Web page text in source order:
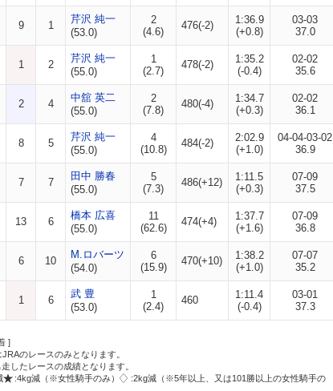
9 1
芹沢 純一
(53.0)
2
(4.6)
476(-2)
1:36.9
(+0.8)
03-03
37.0
1 2
芹沢 純一
(55.0)
1
(2.7)
478(-2)
1:35.2
(-0.4)
02-02
35.6
2 4
中舘 英二
(55.0)
2
(7.8)
480(-4)
1:34.7
(+0.3)
02-02
36.1
8 5
芹沢 純一
(55.0)
4
(10.8)
484(-2)
2:02.9
(+1.0)
04-04-03-02
36.9
7 7
田中 勝春
(55.0)
5
(7.3)
486(+12)
1:11.5
(+0.3)
07-09
37.5
13 6
橋本 広喜
(55.0)
11
(62.6)
474(+4)
1:37.7
(+1.6)
07-09
36.8
6 10
M.ロバーツ
(54.0)
6
(15.9)
470(+10)
1:38.2
(+1.0)
07-07
35.2
1 6
武 豊
(53.0)
1
(2.4)
460
1:11.4
(-0.4)
03-01
37.3
]
のレースのみとなります。
したレースの成績となります。
:4kg減（※女性騎手のみ）
:2kg減（※5年以上、又は101勝以上の女性騎手の